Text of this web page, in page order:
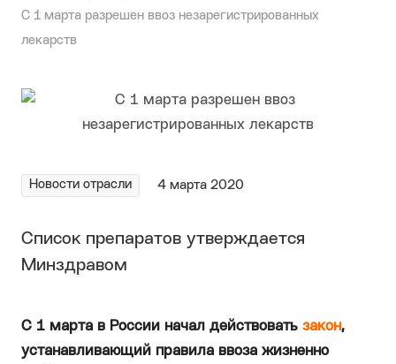
С 1 марта разрешен ввоз незарегистрированных
лекарств
Новости отрасли 4 марта 2020
Список препаратов утверждается
Минздравом
С 1 марта в России начал действовать закон,
устанавливающий правила ввоза жизненно